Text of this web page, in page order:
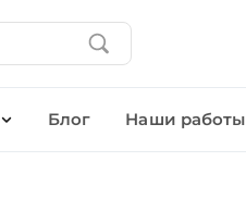
Блог Наши работы